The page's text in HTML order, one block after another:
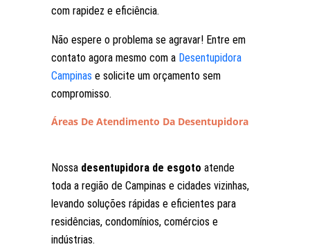
com rapidez e eficiência.
Não espere o problema se agravar! Entre em
contato agora mesmo com a Desentupidora
Campinas e solicite um orçamento sem
compromisso.
Áreas De Atendimento Da Desentupidora
Nossa desentupidora de esgoto atende
toda a região de Campinas e cidades vizinhas,
levando soluções rápidas e eficientes para
residências, condomínios, comércios e
indústrias.